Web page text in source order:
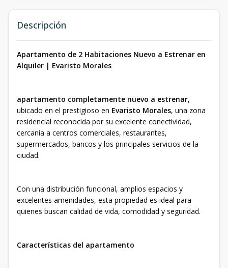
Descripción
Apartamento de 2 Habitaciones Nuevo a Estrenar en
Alquiler | Evaristo Morales
apartamento completamente nuevo a estrenar,
ubicado en el prestigioso en Evaristo Morales, una zona
residencial reconocida por su excelente conectividad,
cercanía a centros comerciales, restaurantes,
supermercados, bancos y los principales servicios de la
ciudad.
Con una distribución funcional, amplios espacios y
excelentes amenidades, esta propiedad es ideal para
quienes buscan calidad de vida, comodidad y seguridad.
Características del apartamento